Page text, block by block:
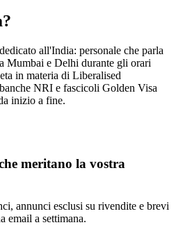
all'India: personale che parla
Mumbai e Delhi durante gli orari
in materia di Liberalised
NRI e fascicoli Golden Visa
inizio a fine.
meritano la vostra
annunci esclusi su rivendite e brevi
email a settimana.